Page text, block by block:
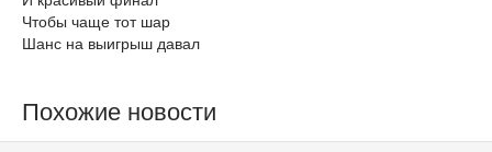
Чтобы чаще тот шар
Шанс на выигрыш давал
Похожие новости